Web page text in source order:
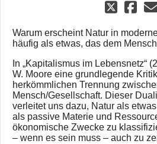
Warum erscheint Natur in
häufig als etwas, das dem
In „Kapitalismus im Lebensnetz“
W. Moore eine grundlegende
herkömmlichen Trennung
Mensch/Gesellschaft. Dieser
verleitet uns dazu, Natur als
als passive Materie und
ökonomische Zwecke zu
– wenn es sein muss – auch zu